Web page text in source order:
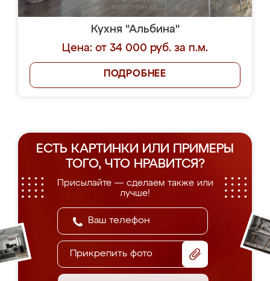
Кухня "Альбина"
Цена: от 34 000 руб. за п.м.
ПОДРОБНЕЕ
ЕСТЬ КАРТИНКИ ИЛИ ПРИМЕРЫ
ТОГО, ЧТО НРАВИТСЯ?
Присылайте — сделаем также или
лучше!
Прикрепить фото